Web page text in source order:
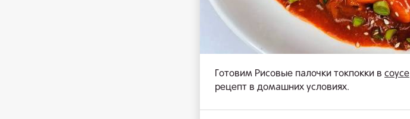
Готовим Рисовые палочки токпокки в соусе
рецепт в домашних условиях.